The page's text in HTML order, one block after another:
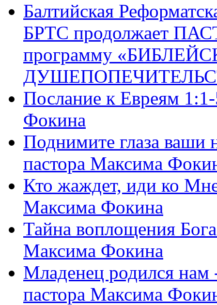
Балтийская
БРТС продолжает
программу
Послание к Евреям
Фокина
Поднимите глаза ваши
пастора Максима
Кто жаждет, иди ко
Максима Фокина
Тайна воплощения
Максима Фокина
Младенец родился
пастора Максима